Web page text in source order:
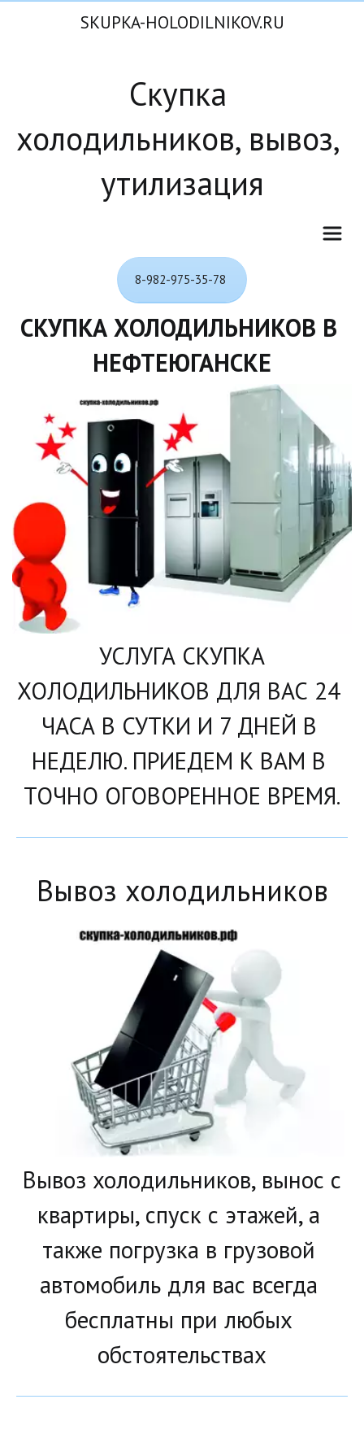
SKUPKA-HOLODILNIKOV.RU
Скупка
холодильников, вывоз,
утилизация
8-982-975-35-78
СКУПКА ХОЛОДИЛЬНИКОВ В
НЕФТЕЮГАНСКЕ
УСЛУГА СКУПКА
ХОЛОДИЛЬНИКОВ ДЛЯ ВАС 24
ЧАСА В СУТКИ И 7 ДНЕЙ В
НЕДЕЛЮ. ПРИЕДЕМ К ВАМ В
ТОЧНО ОГОВОРЕННОЕ ВРЕМЯ.
Вывоз холодильников
Вывоз холодильников, вынос с
квартиры, спуск с этажей, а
также погрузка в грузовой
автомобиль для вас всегда
бесплатны при любых
обстоятельствах